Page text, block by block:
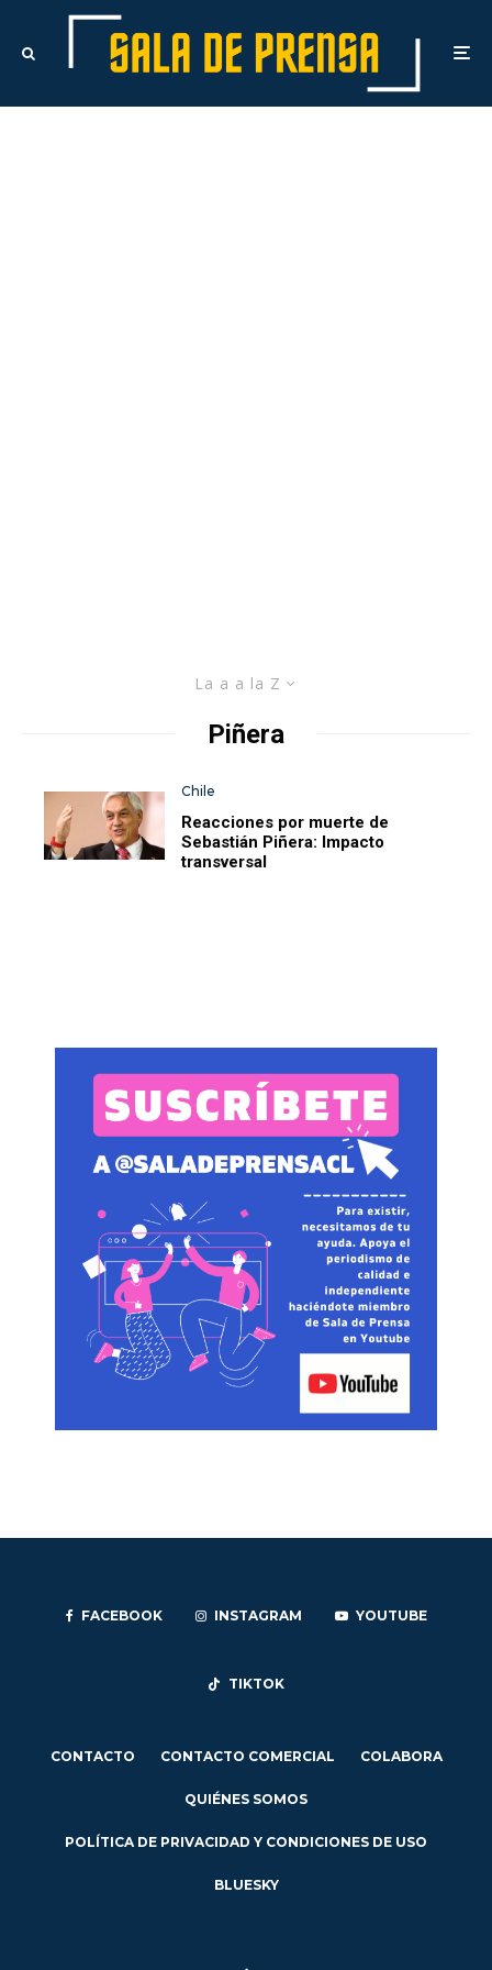
La a a la Z
Piñera
Chile
Reacciones por muerte de
Sebastián Piñera: Impacto
transversal
FACEBOOK INSTAGRAM YOUTUBE
TIKTOK
CONTACTO CONTACTO COMERCIAL COLABORA
QUIÉNES SOMOS
POLÍTICA DE PRIVACIDAD Y CONDICIONES DE USO
BLUESKY